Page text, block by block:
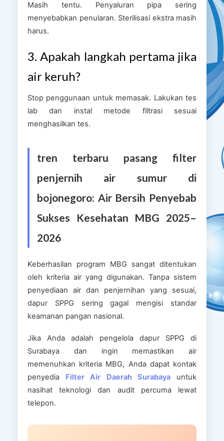
Masih tentu. Penyaluran pipa sering
menyebabkan penularan. Sterilisasi ekstra masih
harus.
3. Apakah langkah pertama jika
air keruh?
Stop penggunaan untuk memasak. Lakukan tes
lab dan instal metode filtrasi sesuai
menghasilkan tes.
tren terbaru pasang filter
penjernih air sumur di
bojonegoro: Air Bersih Penyebab
Sukses Kesehatan MBG 2025–
2026
Keberhasilan program MBG sangat ditentukan
oleh kriteria air yang digunakan. Tanpa sistem
penyediaan air dan penjernihan yang sesuai,
dapur SPPG sering gagal mengisi standar
keamanan pangan nasional.
Jika Anda adalah pengelola dapur SPPG di
Surabaya dan ingin memastikan air
memenuhkan kriteria MBG, Anda dapat kontak
penyedia Filter Air Daerah Surabaya untuk
nasihat teknologi dan audit percuma lewat
telepon.